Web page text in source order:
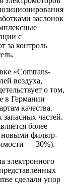
заслонок
с
за контроль
«Comtrans-
воздуха,
о том,
в Германии
качества.
частей.
более
новыми фильтр-
— 30%).
электронного
сделали упор